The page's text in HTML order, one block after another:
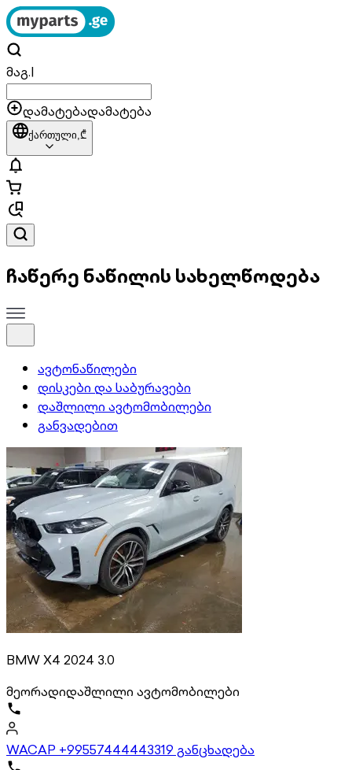
მაგ.|
დამატებადამატება
ქართული,₾
ჩაწერე ნაწილის სახელწოდება
ავტონაწილები
დისკები და საბურავები
დაშლილი ავტომობილები
განვადებით
BMW X4 2024 3.0
მეორადიდაშლილი ავტომობილები
WACAP +99557444443319 განცხადება